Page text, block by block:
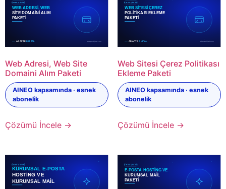
Web Adresi, Web Site
Domaini Alım Paketi
AINEO kapsamında · esnek
abonelik
Çözümü İncele →
Web Sitesi Çerez Politikası
Ekleme Paketi
AINEO kapsamında · esnek
abonelik
Çözümü İncele →